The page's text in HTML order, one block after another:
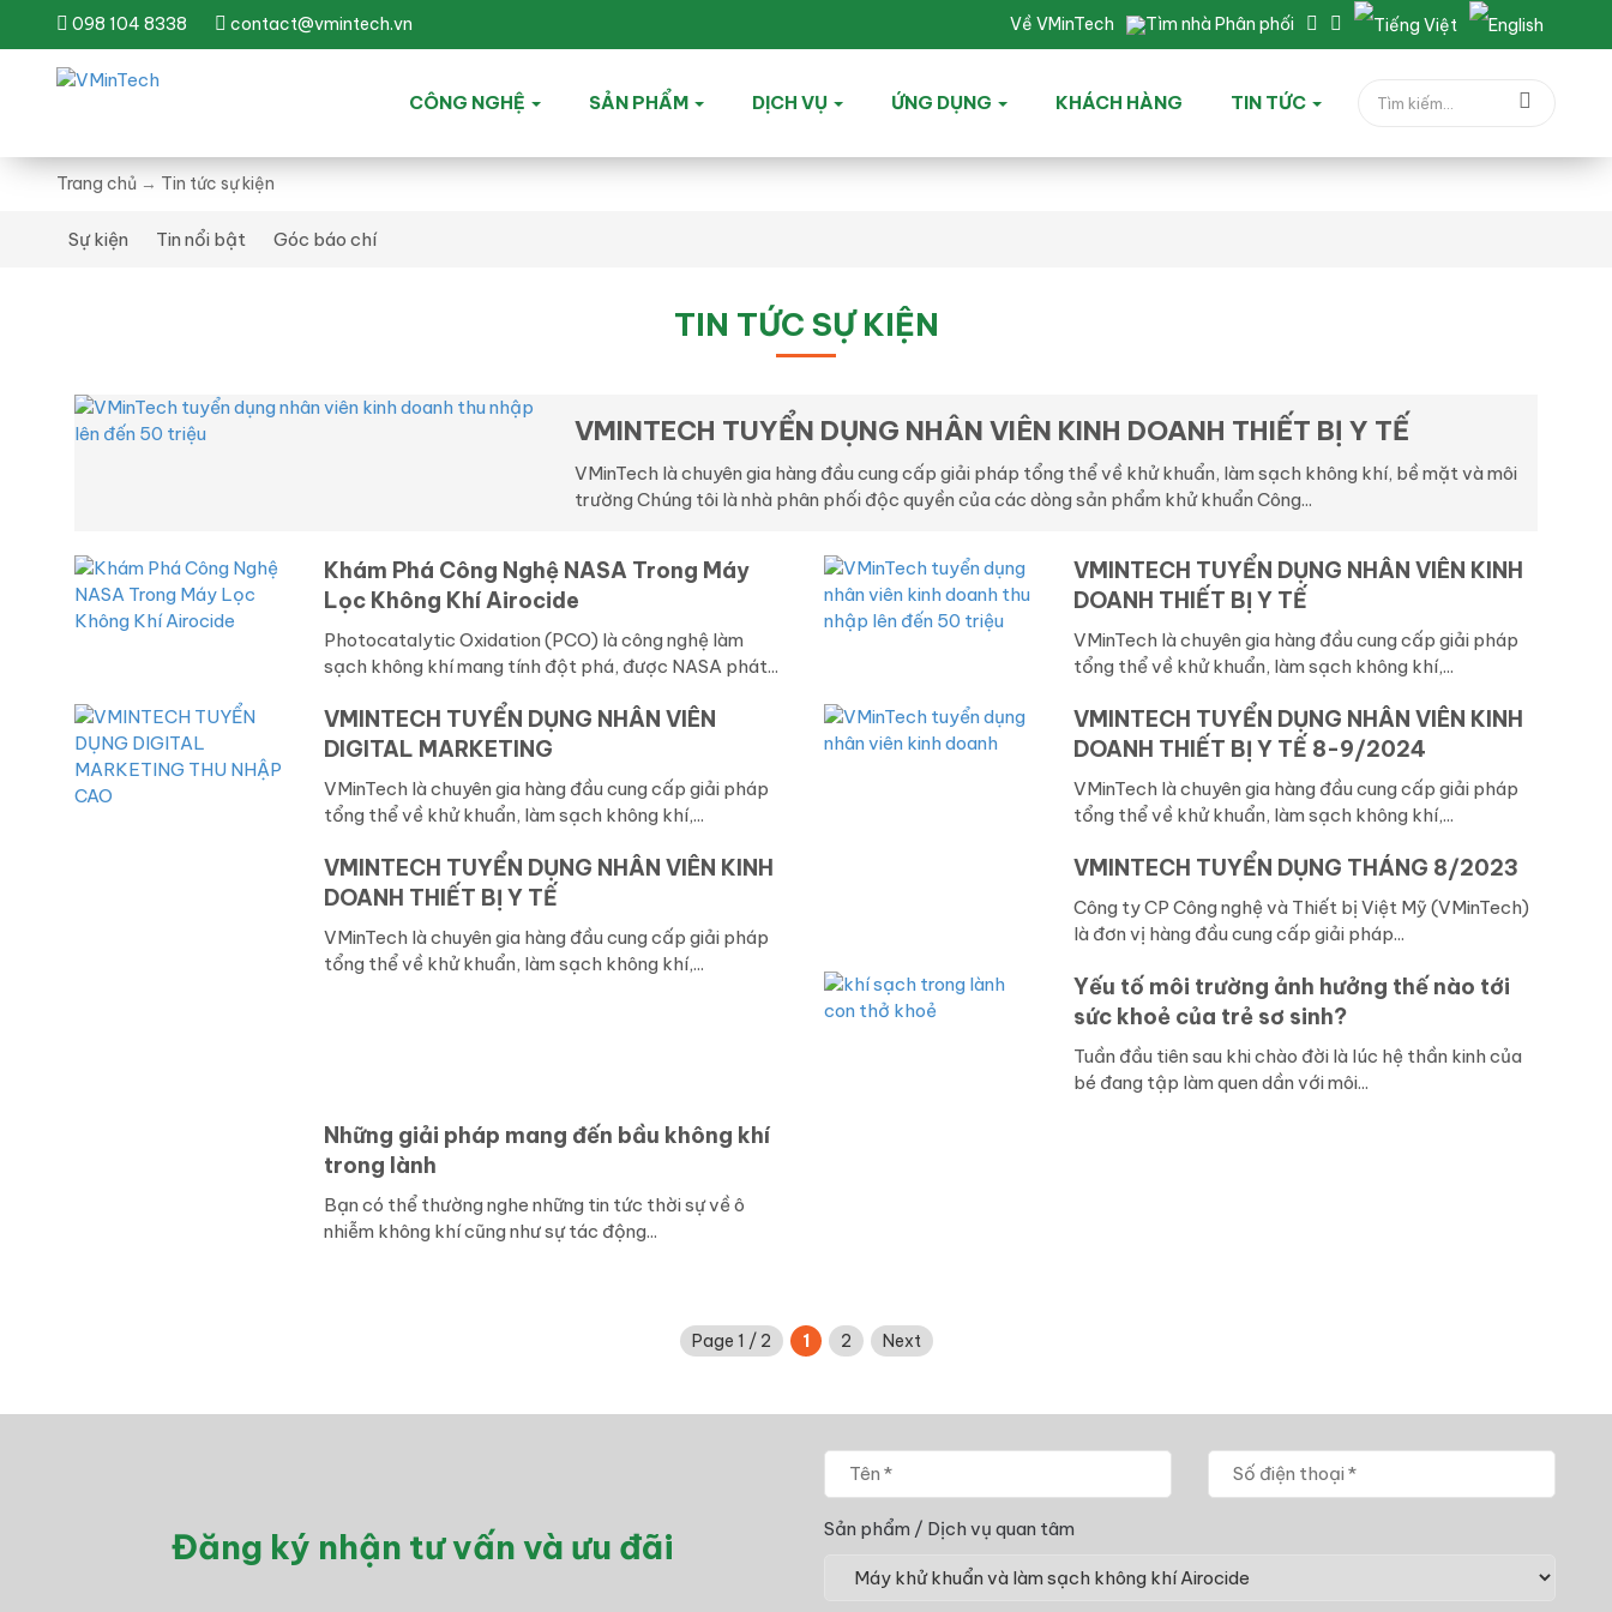
098 104 8338 contact@vmintech.vn Về VMinTech Tìm nhà Phân phối
CÔNG NGHỆ SẢN PHẨM DỊCH VỤ ỨNG DỤNG KHÁCH HÀNG TIN TỨC
Trang chủ → Tin tức sự kiện
Sự kiện Tin nổi bật Góc báo chí
TIN TỨC SỰ KIỆN
VMINTECH TUYỂN DỤNG NHÂN VIÊN KINH DOANH THIẾT BỊ Y TẾ
VMinTech là chuyên gia hàng đầu cung cấp giải pháp tổng thể về khử khuẩn, làm sạch không khí, bề mặt và môi
trường Chúng tôi là nhà phân phối độc quyền của các dòng sản phẩm khử khuẩn Công...
Khám Phá Công Nghệ NASA Trong Máy
Lọc Không Khí Airocide
Photocatalytic Oxidation (PCO) là công nghệ làm
sạch không khí mang tính đột phá, được NASA phát...
VMINTECH TUYỂN DỤNG NHÂN VIÊN KINH
DOANH THIẾT BỊ Y TẾ
VMinTech là chuyên gia hàng đầu cung cấp giải pháp
tổng thể về khử khuẩn, làm sạch không khí,...
VMINTECH TUYỂN DỤNG NHÂN VIÊN
DIGITAL MARKETING
VMinTech là chuyên gia hàng đầu cung cấp giải pháp
tổng thể về khử khuẩn, làm sạch không khí,...
VMINTECH TUYỂN DỤNG NHÂN VIÊN KINH
DOANH THIẾT BỊ Y TẾ 8-9/2024
VMinTech là chuyên gia hàng đầu cung cấp giải pháp
tổng thể về khử khuẩn, làm sạch không khí,...
VMINTECH TUYỂN DỤNG NHÂN VIÊN KINH
DOANH THIẾT BỊ Y TẾ
VMinTech là chuyên gia hàng đầu cung cấp giải pháp
tổng thể về khử khuẩn, làm sạch không khí,...
VMINTECH TUYỂN DỤNG THÁNG 8/2023
Công ty CP Công nghệ và Thiết bị Việt Mỹ (VMinTech)
là đơn vị hàng đầu cung cấp giải pháp...
Yếu tố môi trường ảnh hưởng thế nào tới
sức khoẻ của trẻ sơ sinh?
Tuần đầu tiên sau khi chào đời là lúc hệ thần kinh của
bé đang tập làm quen dần với môi...
Những giải pháp mang đến bầu không khí
trong lành
Bạn có thể thường nghe những tin tức thời sự về ô
nhiễm không khí cũng như sự tác động...
Page 1 / 2 1 2 Next
Đăng ký nhận tư vấn và ưu đãi Sản phẩm / Dịch vụ quan tâm